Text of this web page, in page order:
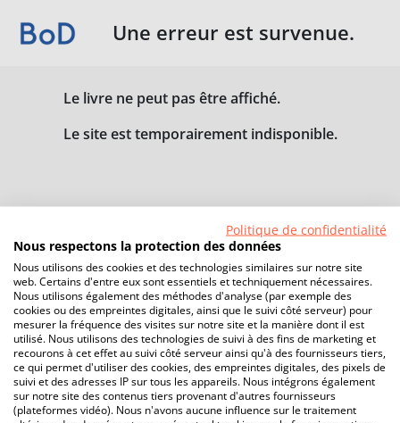
Une erreur est survenue.
Le livre ne peut pas être affiché.
Le site est temporairement indisponible.
Politique de confidentialité
Nous respectons la protection des données
Nous utilisons des cookies et des technologies similaires sur notre site
web. Certains d'entre eux sont essentiels et techniquement nécessaires.
Nous utilisons également des méthodes d'analyse (par exemple des
cookies ou des empreintes digitales, ainsi que le suivi côté serveur) pour
mesurer la fréquence des visites sur notre site et la manière dont il est
utilisé. Nous utilisons des technologies de suivi à des fins de marketing et
recourons à cet effet au suivi côté serveur ainsi qu'à des fournisseurs tiers,
ce qui permet d'utiliser des cookies, des empreintes digitales, des pixels de
suivi et des adresses IP sur tous les appareils. Nous intégrons également
sur notre site des contenus tiers provenant d'autres fournisseurs
(plateformes vidéo). Nous n'avons aucune influence sur le traitement